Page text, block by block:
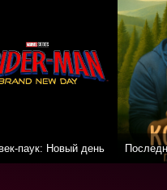
паук: Новый день